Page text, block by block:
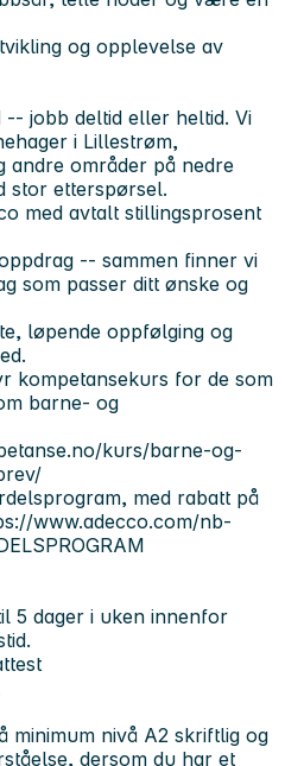
og opplevelse av
-- jobb deltid eller heltid. Vi
i Lillestrøm,
andre områder på nedre
stor etterspørsel.
med avtalt stillingsprosent
-- sammen finner vi
som passer ditt ønske og
løpende oppfølging og
kompetansekurs for de som
barne- og
kurs/barne-og-
med rabatt på
www.adecco.com/nb-
5 dager i uken innenfor
nivå A2 skriftlig og
dersom du har et